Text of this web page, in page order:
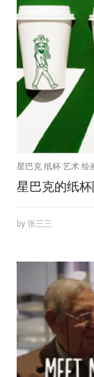
星巴克 纸杯 艺术 绘
星巴克的纸
by 张三三